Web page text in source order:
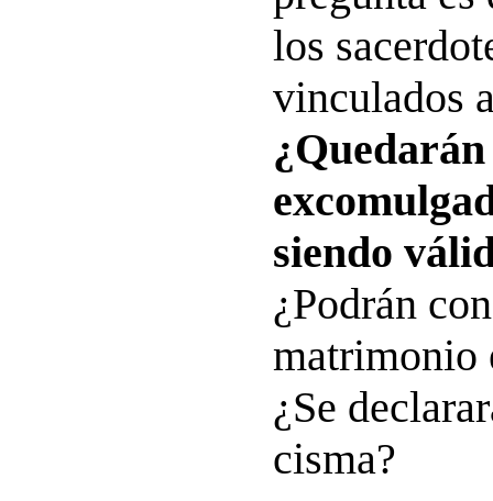
los
vinculados
siendo
¿Podrán
matrimonio
¿Se
cisma?